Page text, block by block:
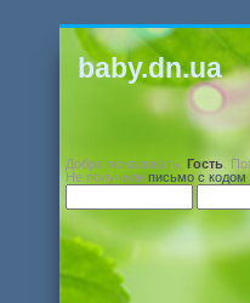
baby.dn.ua
Добро пожаловать, Гость .
Не получили письмо с кодом